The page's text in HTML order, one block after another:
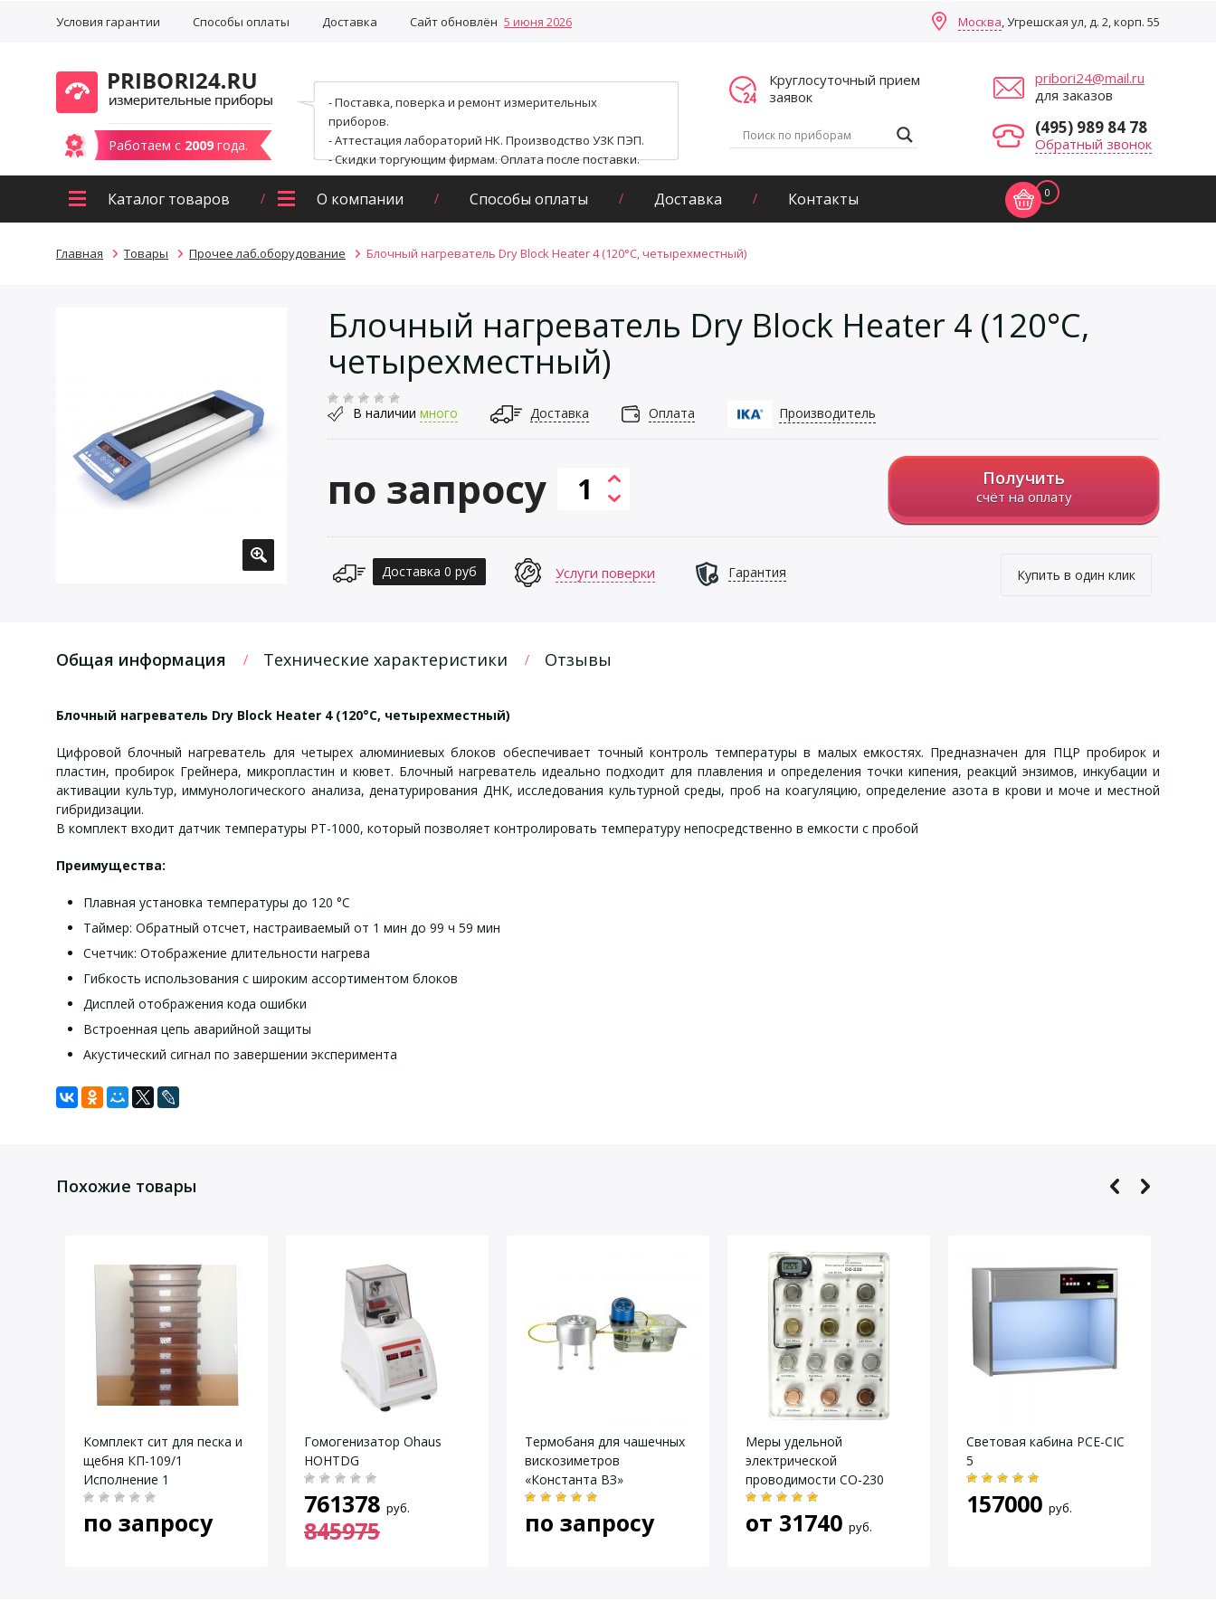
Условия гарантии Способы оплаты Доставка Сайт обновлён 5 июня 2026 Москва, Угрешская ул, д. 2, корп. 55
Работаем с 2009 года.
- Поставка, поверка и ремонт измерительных
приборов.
- Аттестация лабораторий НК. Производство УЗК ПЭП.
- Скидки торгующим фирмам. Оплата после поставки.
Круглосуточный прием
заявок
pribori24@mail.ru
для заказов
(495) 989 84 78
Обратный звонок
Каталог товаров О компании Способы оплаты Доставка Контакты 0
Главная Товары Прочее лаб.оборудование Блочный нагреватель Dry Block Heater 4 (120°С, четырехместный)
Блочный нагреватель Dry Block Heater 4 (120°С,
четырехместный)
В наличии много Доставка Оплата Производитель
по запросу Получить
счёт на оплату
Купить в один клик
Доставка 0 руб Услуги поверки Гарантия
Общая информация Технические характеристики Отзывы
Блочный нагреватель Dry Block Heater 4 (120°С, четырехместный)
Цифровой блочный нагреватель для четырех алюминиевых блоков обеспечивает точный контроль температуры в малых емкостях. Предназначен для ПЦР пробирок и
пластин, пробирок Грейнера, микропластин и кювет. Блочный нагреватель идеально подходит для плавления и определения точки кипения, реакций энзимов, инкубации и
активации культур, иммунологического анализа, денатурирования ДНК, исследования культурной среды, проб на коагуляцию, определение азота в крови и моче и местной
гибридизации.
В комплект входит датчик температуры PT-1000, который позволяет контролировать температуру непосредственно в емкости с пробой
Преимущества:
Плавная установка температуры до 120 °C
Таймер: Обратный отсчет, настраиваемый от 1 мин до 99 ч 59 мин
Счетчик: Отображение длительности нагрева
Гибкость использования с широким ассортиментом блоков
Дисплей отображения кода ошибки
Встроенная цепь аварийной защиты
Акустический сигнал по завершении эксперимента
Диапазон температур нагрева, °C
Размеры, мм
151 x 73 x 456
Даю согласие на обработку персональных данных
Похожие товары
Комплект сит для песка и
щебня КП-109/1
Исполнение 1
по запросу
Гомогенизатор Ohaus
HOHTDG
761378 руб.
845975
Термобаня для чашечных
вискозиметров
«Константа ВЗ»
по запросу
Меры удельной
электрической
проводимости СО-230
от 31740 руб.
Световая кабина PCE-CIC
5
157000 руб.